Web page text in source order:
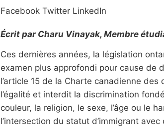
Facebook Twitter LinkedIn
Écrit par Charu Vinayak, Membre
Ces dernières années, la législation
examen plus approfondi pour cause de
l’article 15 de la Charte canadienne
l’égalité et interdit la discrimination
couleur, la religion, le sexe, l’âge ou le
l’intersection du statut d’immigrant